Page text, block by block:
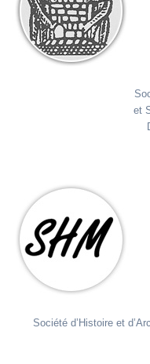
et
SHM
Société d’Histoire et